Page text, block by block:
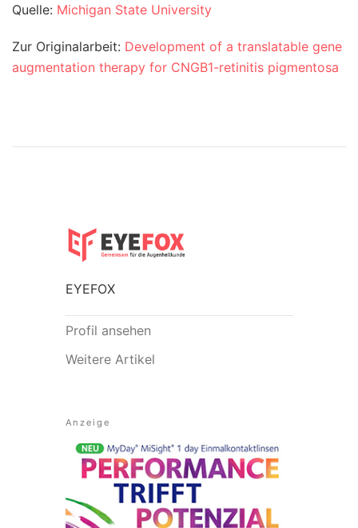
Quelle: Michigan State University
Zur Originalarbeit: Development of a translatable gene
augmentation therapy for CNGB1-retinitis pigmentosa
EYEFOX
Profil ansehen
Weitere Artikel